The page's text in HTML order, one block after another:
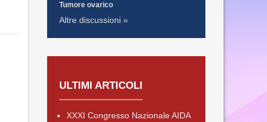
Tumore ovarico
Altre discussioni »
ULTIMI ARTICOLI
XXXI Congresso Nazionale AIDA